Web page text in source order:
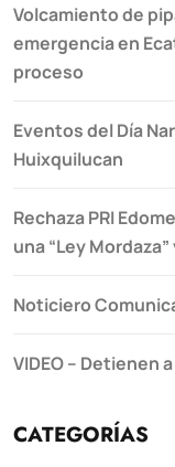
Volcamiento de
emergencia en
proceso
Eventos del Día
Huixquilucan
Rechaza PRI
una “Ley
Noticiero
VIDEO – Detienen
CATEGORÍAS